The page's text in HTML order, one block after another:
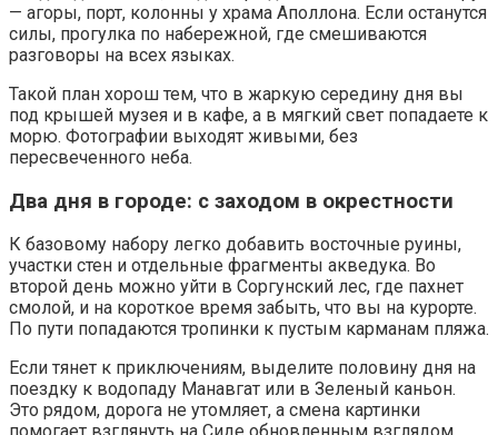
— агоры, порт, колонны у храма Аполлона. Если останутся
силы, прогулка по набережной, где смешиваются
разговоры на всех языках.
Такой план хорош тем, что в жаркую середину дня вы
под крышей музея и в кафе, а в мягкий свет попадаете к
морю. Фотографии выходят живыми, без
пересвеченного неба.
Два дня в городе: с заходом в окрестности
К базовому набору легко добавить восточные руины,
участки стен и отдельные фрагменты акведука. Во
второй день можно уйти в Соргунский лес, где пахнет
смолой, и на короткое время забыть, что вы на курорте.
По пути попадаются тропинки к пустым карманам пляжа.
Если тянет к приключениям, выделите половину дня на
поездку к водопаду Манавгат или в Зеленый каньон.
Это рядом, дорога не утомляет, а смена картинки